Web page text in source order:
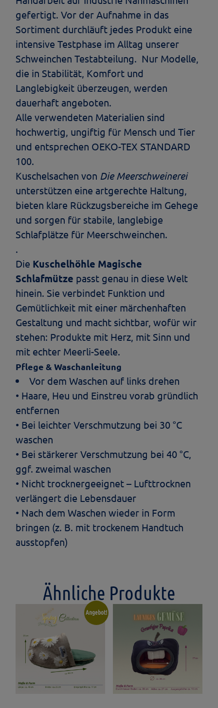
gefertigt. Vor der Aufnahme in das
Sortiment durchläuft jedes Produkt eine
intensive Testphase im Alltag unserer
Schweinchen Testabteilung. Nur Modelle,
die in Stabilität, Komfort und
Langlebigkeit überzeugen, werden
dauerhaft angeboten.
Alle verwendeten Materialien sind
hochwertig, ungiftig für Mensch und Tier
und entsprechen OEKO-TEX STANDARD
100.
Kuschelsachen von Die Meerschweinerei
unterstützen eine artgerechte Haltung,
bieten klare Rückzugsbereiche im Gehege
und sorgen für stabile, langlebige
Schlafplätze für Meerschweinchen.
.
Die Kuschelhöhle Magische
Schlafmütze passt genau in diese Welt
hinein. Sie verbindet Funktion und
Gemütlichkeit mit einer märchenhaften
Gestaltung und macht sichtbar, wofür wir
stehen: Produkte mit Herz, mit Sinn und
mit echter Meerli-Seele.
Pflege & Waschanleitung
Vor dem Waschen auf links drehen
• Haare, Heu und Einstreu vorab gründlich
entfernen
• Bei leichter Verschmutzung bei 30 °C
waschen
• Bei stärkerer Verschmutzung bei 40 °C,
ggf. zweimal waschen
• Nicht trocknergeeignet – Lufttrocknen
verlängert die Lebensdauer
• Nach dem Waschen wieder in Form
bringen (z. B. mit trockenem Handtuch
ausstopfen)
Ähnliche Produkte
Angebot!